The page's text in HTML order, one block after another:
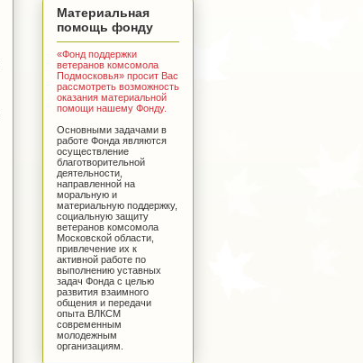
Материальная
помощь фонду
«Фонд поддержки
ветеранов комсомола
Подмосковья» просит Вас
рассмотреть возможность
оказания материальной
помощи нашему Фонду.
Основными задачами в
работе Фонда являются
осуществление
благотворительной
деятельности,
направленной на
моральную и
материальную поддержку,
социальную защиту
ветеранов комсомола
Московской области,
привлечение их к
активной работе по
выполнению уставных
задач Фонда с целью
развития взаимного
общения и передачи
опыта ВЛКСМ
современным
молодежным
организациям.